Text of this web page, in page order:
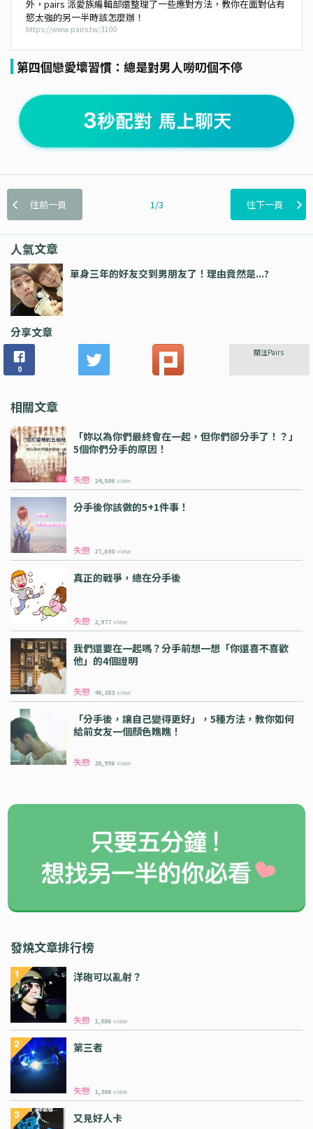
外，pairs 派愛族編輯部還整理了一些應對方法，教你在面對佔有
慾太強的另一半時該怎麼辦！
https://www.pairs.tw/3100
第四個戀愛壞習慣：總是對男人嘮叨個不停
往前一頁 1/3 往下一頁
人氣文章
單身三年的好友交到男朋友了！理由竟然是...?
分享文章
0
關注Pairs
相關文章
「妳以為你們最終會在一起，但你們卻分手了！？」
5個你們分手的原因！
失戀 24,506 view
分手後你該做的5+1件事！
失戀 27,698 view
真正的戰爭，總在分手後
失戀 2,977 view
我們還要在一起嗎？分手前想一想「你還喜不喜歡
他」的4個證明
失戀 40,383 view
「分手後，讓自己變得更好」，5種方法，教你如何
給前女友一個顏色瞧瞧！
失戀 28,996 view
發燒文章排行榜
洋砲可以亂射？
失戀 1,086 view
第三者
失戀 1,386 view
又見好人卡